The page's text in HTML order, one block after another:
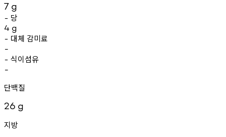
7 g
- 당
4 g
- 대체 감미료
-
- 식이섬유
-
단백질
26 g
지방